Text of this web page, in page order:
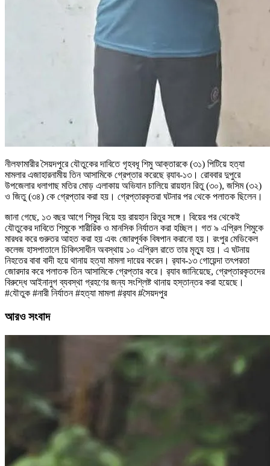
নীলফামারীর সৈয়দপুরে যৌতুকের দাবিতে গৃহবধূ শিমু আক্তারকে (৩১) পিটিয়ে হত্যা
মামলার এজাহারনামীয় তিন আসামিকে গ্রেপ্তার করেছে র‌্যাব-১৩। রোববার দুপুরে
উপজেলার ধলাগাছ মতির মোড় এলাকায় অভিযান চালিয়ে রায়হান রিতু (৩০), জসিম (৩২)
ও জিতু (৩৪) কে গ্রেপ্তার করা হয়। গ্রেপ্তারকৃতরা ঘটনার পর থেকে পলাতক ছিলেন।
জানা গেছে, ১৩ বছর আগে শিমুর বিয়ে হয় রায়হান রিতুর সঙ্গে। বিয়ের পর থেকেই
যৌতুকের দাবিতে শিমুকে শারীরিক ও মানসিক নির্যাতন করা হচ্ছিল। গত ৯ এপ্রিল শিমুকে
মারধর করে গুরুতর আহত করা হয় এবং জোরপূর্বক বিষপান করানো হয়। রংপুর মেডিকেল
কলেজ হাসপাতালে চিকিৎসাধীন অবস্থায় ১০ এপ্রিল রাতে তার মৃত্যু হয়। এ ঘটনায়
নিহতের বাবা বাদী হয়ে থানায় হত্যা মামলা দায়ের করেন। র‌্যাব-১৩ গোয়েন্দা তৎপরতা
জোরদার করে পলাতক তিন আসামিকে গ্রেপ্তার করে। র‌্যাব জানিয়েছে, গ্রেপ্তারকৃতদের
বিরুদ্ধে আইনানুগ ব্যবস্থা গ্রহণের জন্য সংশ্লিষ্ট থানায় হস্তান্তর করা হয়েছে।
#যৌতুক #নারী নির্যাতন #হত্যা মামলা #র‌্যাব #সৈয়দপুর
আরও সংবাদ